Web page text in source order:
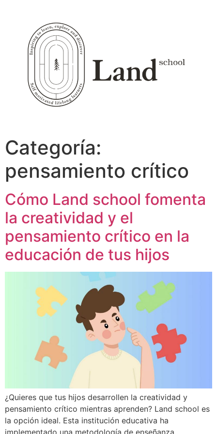
contenido
Categoría:
pensamiento crítico
Cómo Land school fomenta
la creatividad y el
pensamiento crítico en la
educación de tus hijos
¿Quieres que tus hijos desarrollen la creatividad y
pensamiento crítico mientras aprenden? Land school es
la opción ideal. Esta institución educativa ha